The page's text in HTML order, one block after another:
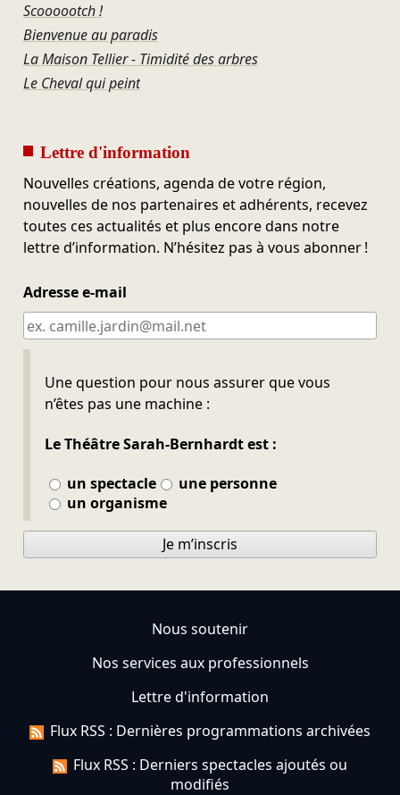
Scoooootch !
Bienvenue au paradis
La Maison Tellier - Timidité des arbres
Le Cheval qui peint
Lettre d'information
Nouvelles créations, agenda de votre région,
nouvelles de nos partenaires et adhérents, recevez
toutes ces actualités et plus encore dans notre
lettre d’information. N’hésitez pas à vous abonner !
Adresse e-mail
Une question pour nous assurer que vous
n’êtes pas une machine :
Le Théâtre Sarah-Bernhardt est :
un spectacle
une personne
un organisme
Ne pas remplir
Je m’inscris
Nous soutenir
Nos services aux professionnels
Lettre d'information
Flux RSS : Dernières programmations archivées
Flux RSS : Derniers spectacles ajoutés ou
modifiés